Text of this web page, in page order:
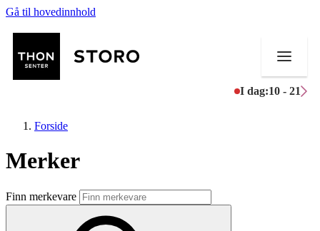
Gå til hovedinnhold
I dag:10 - 21
Butikker
Mat og drikke
Forside
Merker
Finn merkevare